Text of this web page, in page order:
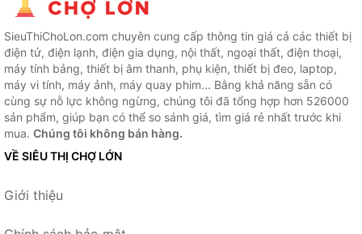
SieuThiChoLon.com chuyên cung cấp thông tin giá cả các thiết bị
điện tử, điện lạnh, điện gia dụng, nội thất, ngoại thất, điện thoại,
máy tính bảng, thiết bị âm thanh, phụ kiện, thiết bị đeo, laptop,
máy vi tính, máy ảnh, máy quay phim... Bằng khả năng sẵn có
cùng sự nỗ lực không ngừng, chúng tôi đã tổng hợp hơn 526000
sản phẩm, giúp bạn có thể so sánh giá, tìm giá rẻ nhất trước khi
mua. Chúng tôi không bán hàng.
VỀ SIÊU THỊ CHỢ LỚN
Giới thiệu